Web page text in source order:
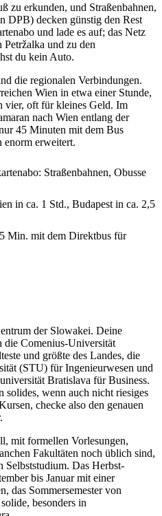
zu erkunden, und Straßenbahnen,
DPB) decken günstig den Rest
und lade es auf; das Netz
und zu den
du kein Auto.
die regionalen Verbindungen.
Wien in etwa einer Stunde,
vier, oft für kleines Geld. Im
nach Wien entlang der
45 Minuten mit dem Bus
enorm erweitert.
Straßenbahnen, Obusse
in ca. 1 Std., Budapest in ca. 2,5
Min. mit dem Direktbus für
der Slowakei. Deine
die Comenius-Universität
und größte des Landes, die
(STU) für Ingenieurwesen und
Bratislava für Business.
wenn auch nicht riesiges
checke also den genauen
mit formellen Vorlesungen,
Fakultäten noch üblich sind,
Selbststudium. Das Herbst-
bis Januar mit einer
das Sommersemester von
besonders in